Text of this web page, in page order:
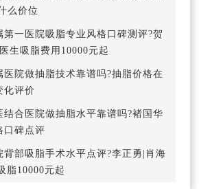
么价位
第一医院吸脂专业风格口碑测评?贺
生吸脂费用10000元起
医院做抽脂技术靠谱吗?抽脂价格在
化评价
结合医院做抽脂水平靠谱吗?褚国华
口碑点评
背部吸脂手术水平点评?李正勇|肖海
脂10000元起